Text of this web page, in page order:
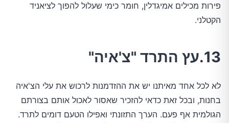
פירות מכילים אמיגדלין, חומר כימי שעלול להפוך לציאניד
הקטלני.
13.עץ התרד "צ'איה"
לא לכל אחד מאיתנו יש את ההזדמנות לרכוש את עלי הצ'איה
בחנות, ובכל זאת כדאי להזכיר שאסור לאכול אותם בצורתם
הגולמית אף פעם. הערך התזונתי ואפילו הטעם דומים לתרד.